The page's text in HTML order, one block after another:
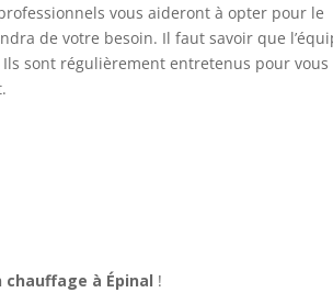
vous aideront à opter pour le
de votre besoin. Il faut savoir que
sont régulièrement entretenus pour vous
chauffage à Épinal !